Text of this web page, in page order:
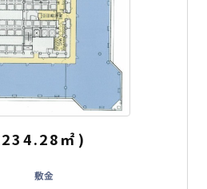
234.28㎡ )
敷金